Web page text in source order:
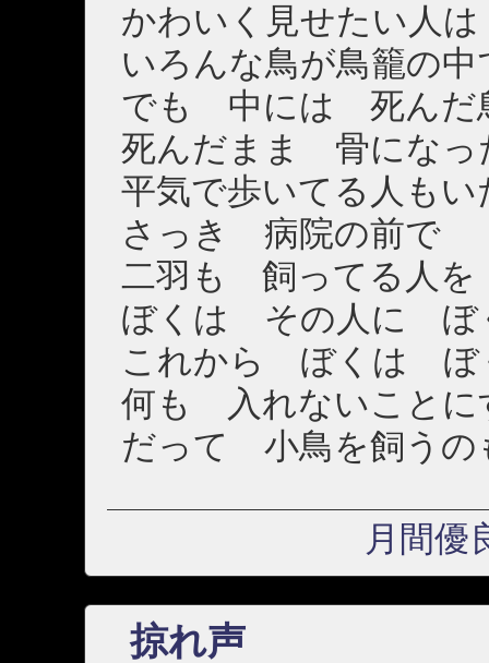
かわいく見せたい人
いろんな鳥が鳥籠の
でも 中には 死んだ
死んだまま 骨になっ
平気で歩いてる人もい
さっき 病院の前で
二羽も 飼ってる人
ぼくは その人に ぼ
これから ぼくは ぼ
何も 入れないことに
だって 小鳥を飼う
月間優
掠れ声